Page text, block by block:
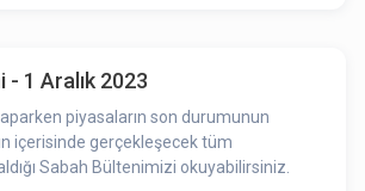
öngörüyor.
- 1 Aralık 2023
piyasaların son durumunun
içerisinde gerçekleşecek tüm
Sabah Bültenimizi okuyabilirsiniz.